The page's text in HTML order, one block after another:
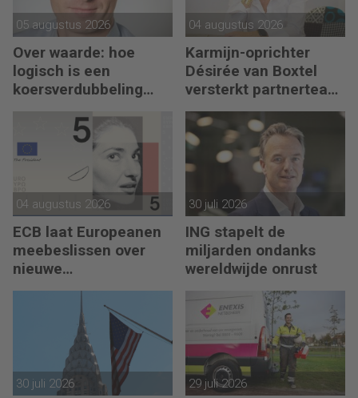
05 augustus 2026
Over waarde: hoe
logisch is een
koersverdubbeling
04 augustus 2026
Karmijn-oprichter
Désirée van Boxtel
versterkt partnerteam
CFO Capabel
04 augustus 2026
ECB laat Europeanen
meebeslissen over
nieuwe
eurobankbiljetten
30 juli 2026
ING stapelt de
miljarden ondanks
wereldwijde onrust
30 juli 2026 29 juli 2026